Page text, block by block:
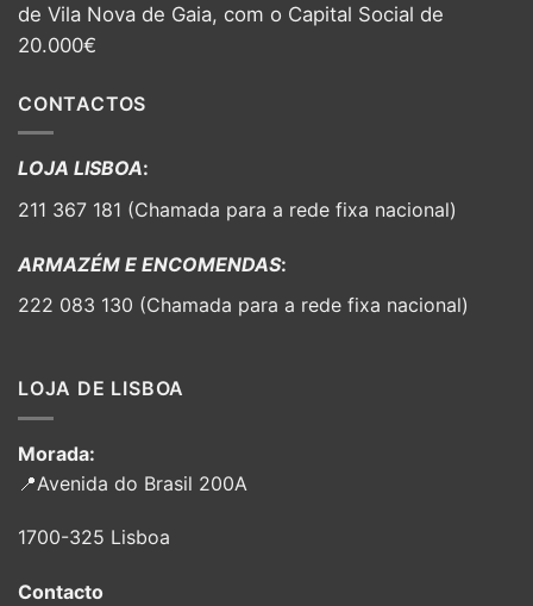
de Vila Nova de Gaia, com o Capital Social de
20.000€
CONTACTOS
LOJA LISBOA:
211 367 181 (Chamada para a rede fixa nacional)
ARMAZÉM E ENCOMENDAS:
222 083 130 (Chamada para a rede fixa nacional)
LOJA DE LISBOA
Morada:
📍Avenida do Brasil 200A
1700-325 Lisboa
Contacto